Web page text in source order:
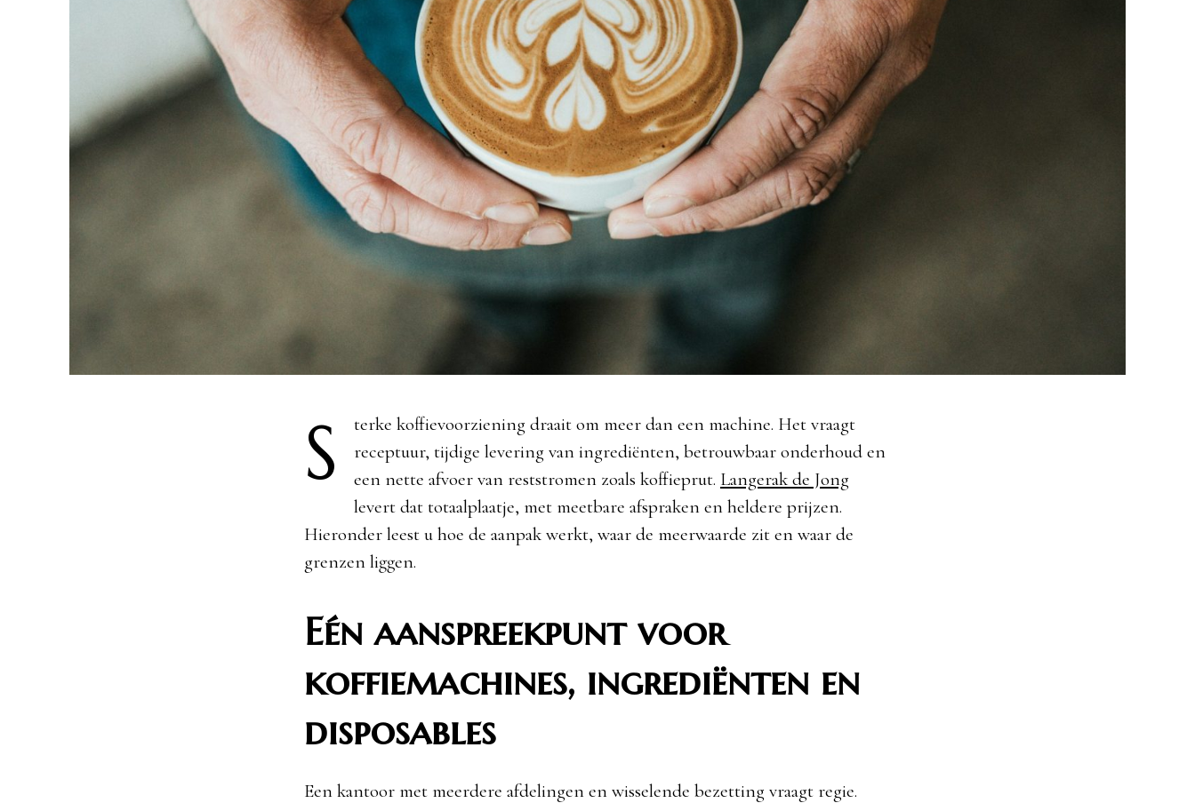
S
terke koffievoorziening draait om meer dan een machine. Het vraagt
receptuur, tijdige levering van ingrediënten, betrouwbaar onderhoud en
een nette afvoer van reststromen zoals koffieprut. Langerak de Jong
levert dat totaalplaatje, met meetbare afspraken en heldere prijzen.
Hieronder leest u hoe de aanpak werkt, waar de meerwaarde zit en waar de
grenzen liggen.
Eén aanspreekpunt voor
koffiemachines, ingrediënten en
disposables
Een kantoor met meerdere afdelingen en wisselende bezetting vraagt regie.